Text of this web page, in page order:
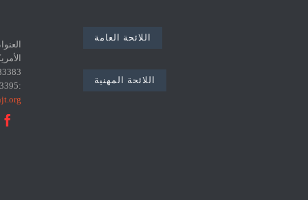
:0021671783395 البريد الإلكتروني :

اللائحة العامة
اللائحة المهنية